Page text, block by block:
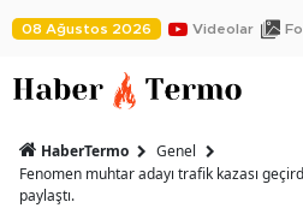
08 Ağustos 2026 Videolar
HaberTermo
Genel
Fenomen muhtar adayı trafik kazası
paylaştı.